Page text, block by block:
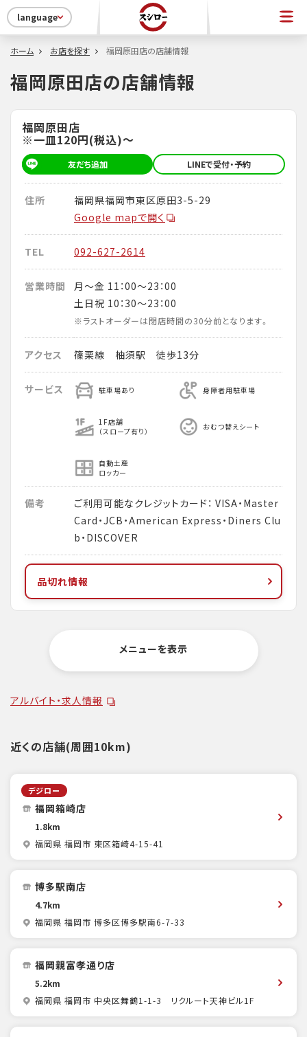
language
ホーム お店を探す 福岡原田店の店舗情報
福岡原田店の店舗情報
福岡原田店
※一皿120円(税込)～
友だち追加 LINEで受付・予約
住所
福岡県福岡市東区原田3-5-29
Google mapで開く
TEL 092-627-2614
営業時間
月～金 11：00～23：00
土日祝 10：30～23：00
※ラストオーダーは閉店時間の30分前となります。
アクセス 篠栗線 柚須駅 徒歩13分
サービス 駐車場あり 身障者用駐車場
1F店舗
（スロープ有り）
おむつ替えシート
自動土産
ロッカー
備考
ご利用可能なクレジットカード： VISA・Master
Card・JCB・American Express・Diners Clu
b・DISCOVER
品切れ情報
メニューを表示
アルバイト・求人情報
近くの店舗(周囲10km)
デジロー
福岡箱崎店
1.8km
福岡県 福岡市 東区箱崎4-15-41
博多駅南店
4.7km
福岡県 福岡市 博多区博多駅南6-7-33
福岡親富孝通り店
5.2km
福岡県 福岡市 中央区舞鶴1-1-3 リクルート天神ビル1F